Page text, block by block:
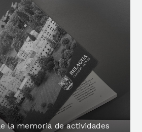
la memoria de actividades